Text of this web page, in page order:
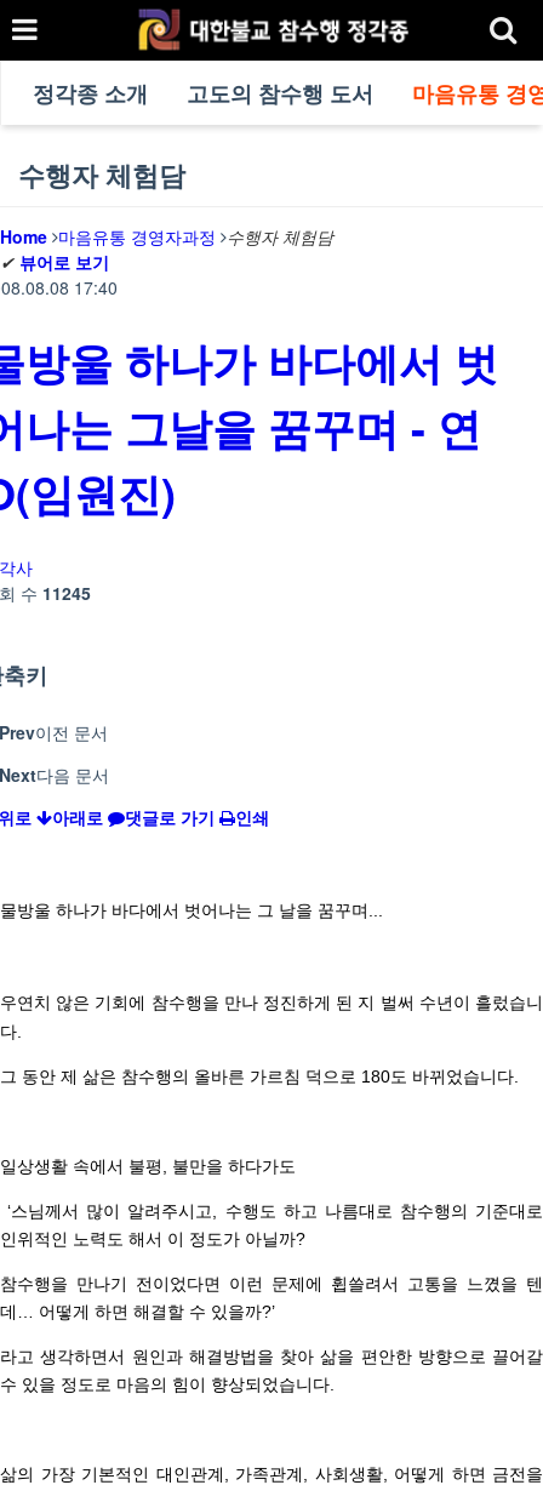
정각종 소개 고도의 참수행 도서 마음유통 경
수행자 체험담
Home 마음유통 경영자과정
수행자 체험담
✔ 뷰어로 보기
17:40
방울 하나가 바다에서 벗
나는 그날을 꿈꾸며 - 연
임원진)
사
수 11245
키
Prev이전 문서
Next다음 문서
로
아래로 댓글로 가기 인쇄
물방울 하나가 바다에서 벗어나는 그 날을 꿈꾸며
우연치 않은 기회에 참수행을 만나 정진하게 된 지 벌써 수년이 흘렀습니
다
그 동안 제 삶은 참수행의 올바른 가르침 덕으로 180도 바뀌었습니다
일상생활 속에서 불평 불만을 하다가도
‘스님께서 많이 알려주시고
수행도 하고 나름대로 참수행의 기준대로
인위적인 노력도 해서 이 정도가 아닐까?
참수행을 만나기 전이었다면 이런 문제에 휩쓸려서 고통을 느꼈을 텐
데
어떻게 하면 해결할 수 있을까?’
라고 생각하면서 원인과 해결방법을 찾아 삶을 편안한 방향으로 끌어갈
수 있을 정도로 마음의 힘이 향상되었습니다
삶의 가장 기본적인 대인관계 가족관계 사회생활, 어떻게 하면 금전을